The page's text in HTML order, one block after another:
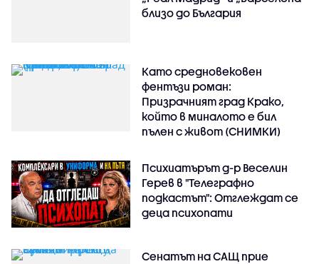
близо до България
Като средновековен
фентъзи роман:
Призрачният град Крако,
който в миналото е бил
пълен с живот (СНИМКИ)
Психиатърът д-р Веселин
Герев в "Телеграфно
подкастът": Отглеждат се
деца психопати
Сенатът на САЩ прие